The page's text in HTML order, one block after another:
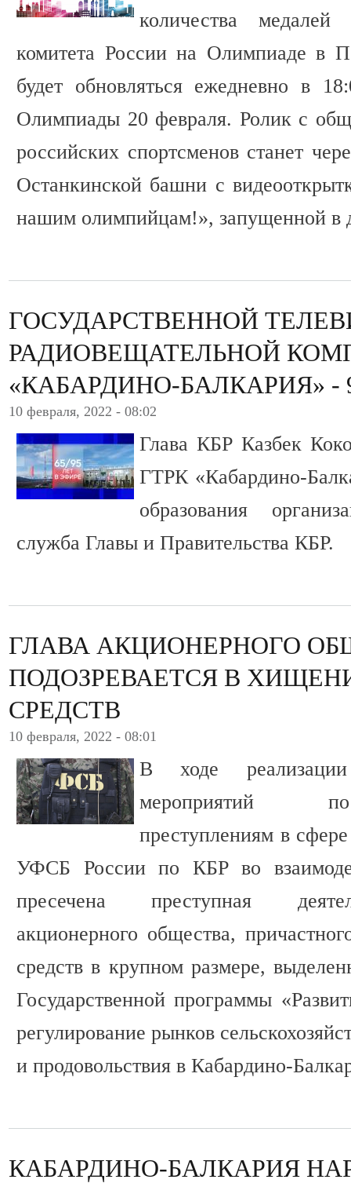
количества
комитета России на Олимпиаде в
будет обновляться ежедневно в
Олимпиады 20 февраля. Ролик с
российских спортсменов станет
Останкинской башни с
нашим олимпийцам!», запущенной в
ГОСУДАРСТВЕННОЙ
РАДИОВЕЩАТЕЛЬНОЙ
«КАБАРДИНО-БАЛКАРИЯ» -
10 февраля, 2022 - 08:02
Глава КБР Казбек
ГТРК «Кабардино-
образования
служба Главы и Правительства КБР.
ГЛАВА АКЦИОНЕРНОГО
ПОДОЗРЕВАЕТСЯ В
СРЕДСТВ
10 февраля, 2022 - 08:01
В ходе реализации
мероприятий
преступлениям в
УФСБ России по КБР во
пресечена преступная
акционерного общества,
средств в крупном размере,
Государственной программы
регулирование рынков
и продовольствия в Кабардино-
КАБАРДИНО-БАЛКАРИЯ